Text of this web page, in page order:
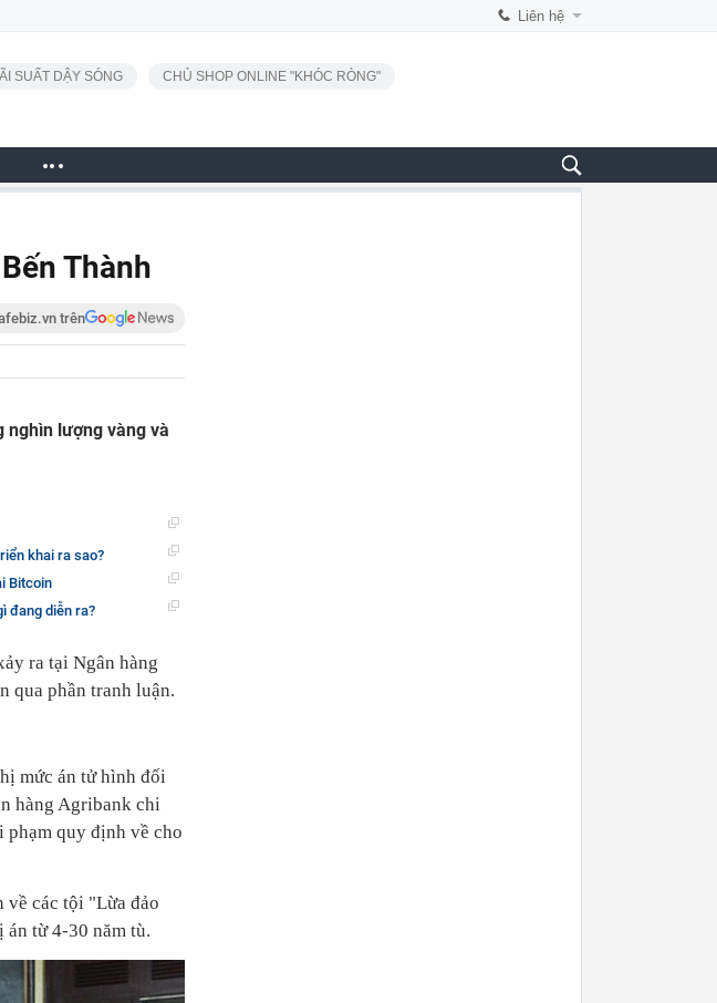
Liên hệ
SUẤT DẬY SÓNG CHỦ SHOP ONLINE "KHÓC RÒNG"
Thành
trên
nghìn lượng vàng và
khai ra sao?
Bitcoin
đang diễn ra?
ra tại Ngân hàng
qua phần tranh luận.
mức án tử hình đối
hàng Agribank chi
phạm quy định về cho
về các tội "Lừa đảo
từ 4-30 năm tù.